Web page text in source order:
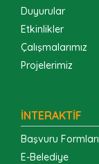
Duyurular
Etkinlikler
Çalışmalarımız
Projelerimiz
İNTERAKTİF
Başvuru Formları
E-Belediye